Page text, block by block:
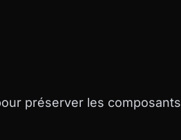
préserver les composants